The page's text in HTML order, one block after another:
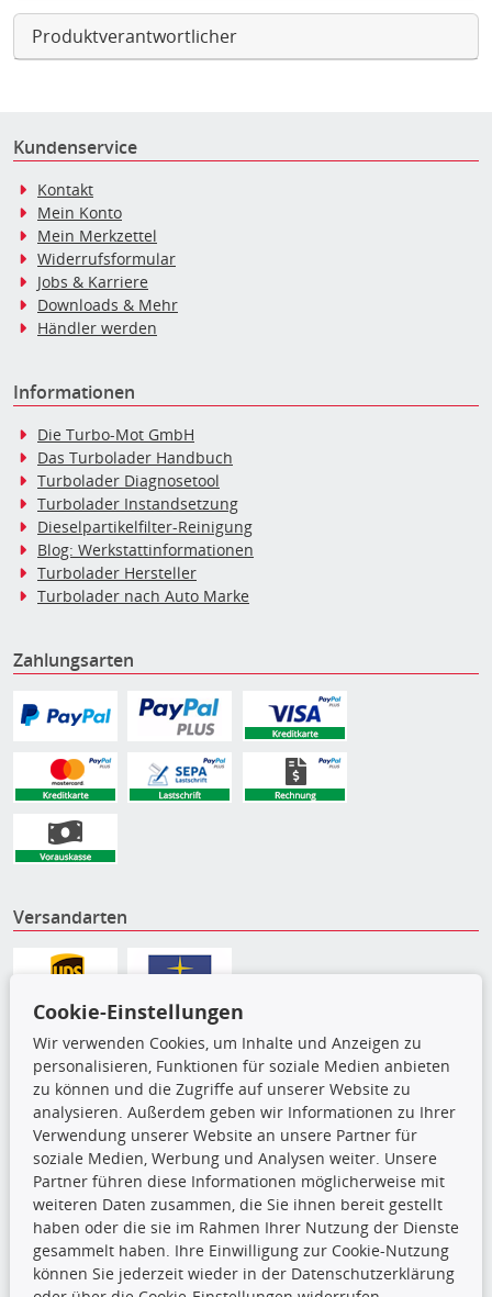
Produktverantwortlicher
Kundenservice
Kontakt
Mein Konto
Mein Merkzettel
Widerrufsformular
Jobs & Karriere
Downloads & Mehr
Händler werden
Informationen
Die Turbo-Mot GmbH
Das Turbolader Handbuch
Turbolader Diagnosetool
Turbolader Instandsetzung
Dieselpartikelfilter-Reinigung
Blog: Werkstattinformationen
Turbolader Hersteller
Turbolader nach Auto Marke
Zahlungsarten
Versandarten
Die hier angezeigten Daten,
insbesondere die gesamte Datenbank,
dürfen nicht kopiert werden. Es ist zu
unterlassen, die Daten oder die gesamte Datenbank ohne
vorherige Zustimmung TecDocs zu vervielfältigen, zu
Cookie-Einstellungen
Wir verwenden Cookies, um Inhalte und Anzeigen zu
personalisieren, Funktionen für soziale Medien anbieten
zu können und die Zugriffe auf unserer Website zu
analysieren. Außerdem geben wir Informationen zu Ihrer
Verwendung unserer Website an unsere Partner für
soziale Medien, Werbung und Analysen weiter. Unsere
Partner führen diese Informationen möglicherweise mit
weiteren Daten zusammen, die Sie ihnen bereit gestellt
haben oder die sie im Rahmen Ihrer Nutzung der Dienste
gesammelt haben. Ihre Einwilligung zur Cookie-Nutzung
können Sie jederzeit wieder in der Datenschutzerklärung